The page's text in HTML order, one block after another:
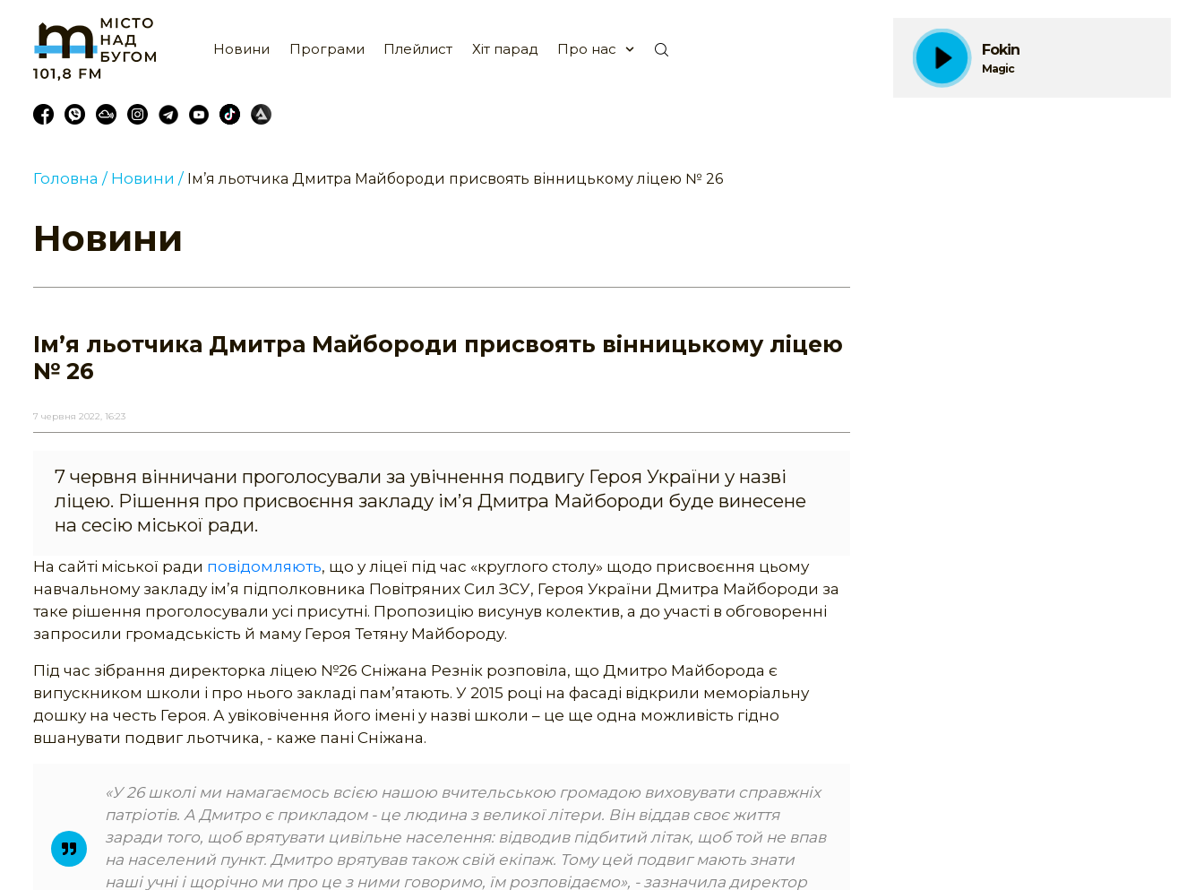
Новини Програми Плейлист Хіт парад Про нас Fokin
Magic
Головна / Новини / Ім’я льотчика Дмитра Майбороди присвоять вінницькому ліцею № 26
Новини
Ім’я льотчика Дмитра Майбороди присвоять вінницькому ліцею
№ 26
7 червня 2022, 16:23
7 червня вінничани проголосували за увічнення подвигу Героя України у назві
ліцею. Рішення про присвоєння закладу ім’я Дмитра Майбороди буде винесене
на сесію міської ради.
На сайті міської ради повідомляють, що у ліцеї під час «круглого столу» щодо присвоєння цьому
навчальному закладу ім’я підполковника Повітряних Сил ЗСУ, Героя України Дмитра Майбороди за
таке рішення проголосували усі присутні. Пропозицію висунув колектив, а до участі в обговоренні
запросили громадськість й маму Героя Тетяну Майбороду.
Під час зібрання директорка ліцею №26 Сніжана Резнік розповіла, що Дмитро Майборода є
випускником школи і про нього закладі пам’ятають. У 2015 році на фасаді відкрили меморіальну
дошку на честь Героя. А увіковічення його імені у назві школи – це ще одна можливість гідно
вшанувати подвиг льотчика, - каже пані Сніжана.
«У 26 школі ми намагаємось всією нашою вчительською громадою виховувати справжніх
патріотів. А Дмитро є прикладом - це людина з великої літери. Він віддав своє життя
заради того, щоб врятувати цивільне населення: відводив підбитий літак, щоб той не впав
на населений пункт. Дмитро врятував також свій екіпаж. Тому цей подвиг мають знати
наші учні і щорічно ми про це з ними говоримо, їм розповідаємо», - зазначила директор